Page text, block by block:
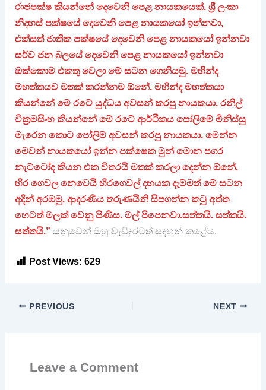
රාජපක්ෂ කියන්නේ දෙවෙනි පෙළ නායකයෙක්. ශ්‍රී ලංකා
නිදහස් පක්ෂයේ දෙවෙනි පෙළ නායකයෝ ඉන්නවා,
එක්සත් ජාතික පක්ෂයේ දෙවෙනි පෙළ නායකයෝ ඉන්නවා
සර්ව ජන බලයේ දෙවෙනි පෙළ නායකයෝ ඉන්නවා
ඔක්කොම එකතු වෙලා මේ සටන ගෙනියමු. මහින්ද
මහත්තයව මතක් කරන්නම ඕනේ. මහින්ද මහත්තයා
කියන්නේ මේ රටේ යුද්ධය අවසන් කරපු නායකයා. රනිල්
වික්‍රමසිංහ කියන්නේ මේ රටේ ආර්ථිකය පෝලිමේ මිනිස්සු
මැරෙන කොට පෝලිම් අවසන් කරපු නායකයා. මෙන්න
මෙවන් නායකයෝ ඉන්න පක්ෂෙක මුන් මොන පගර
නැට්ටෝද කියන එක විතරයි මතක් කරලා දෙන්න ඕනේ.
හිර ගෙවල නෙවෙයි හිරගෙවල් දහයක දැම්මත් මේ සටන
අදින් අරඹමු. ආදරණිය තරුණයිනි සිපගන්න කටු අත්ත
හෙටත් මලක් වෙනු පිණිස. මල් පිපෙනවා.සත්තයි. සත්තයි.
සත්තයි.” යනුවෙන් ඔහු වැඩිදුරටත් සඳහන් කළේය.
Post Views: 629
PREVIOUS NEXT
Leave a Comment